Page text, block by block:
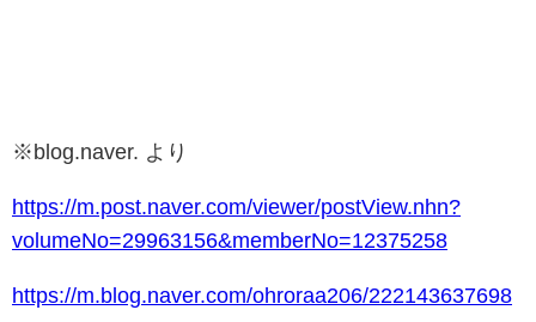
※blog.naver. より
https://m.post.naver.com/viewer/postView.nhn?
volumeNo=29963156&memberNo=12375258
https://m.blog.naver.com/ohroraa206/222143637698